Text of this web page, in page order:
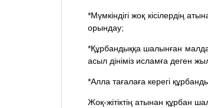
*Мүмкіндігі жоқ кісілердің
орындау;
*Құрбандыққа шалынған
асыл дініміз исламға деген
*Алла тағалаға керегі
Жоқ-жітіктің атынан құрбан